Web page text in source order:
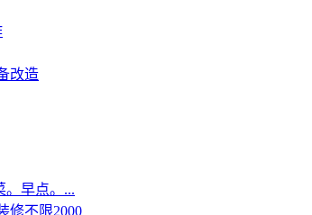
改造
。早点。...